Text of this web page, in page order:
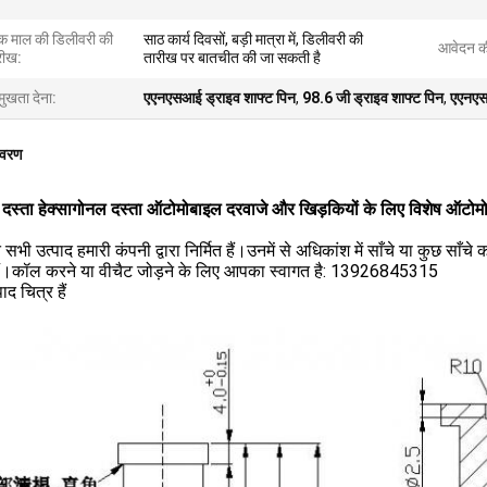
माल की डिलीवरी की
साठ कार्य दिवसों, बड़ी मात्रा में, डिलीवरी की
तारीख पर बातचीत की जा सकती है
आवेदन
देना: एएनएसआई ड्राइव शाफ्ट पिन, 98.6 जी ड्राइव शाफ्ट पिन,
हेक्सागोनल दस्ता ऑटोमोबाइल दरवाजे और खिड़कियों के लिए विशेष
सभी उत्पाद हमारी कंपनी द्वारा निर्मित हैं।उनमें से अधिकांश में साँचे या कुछ
करने या वीचैट जोड़ने के लिए आपका स्वागत है: 13926845315
चित्र हैं